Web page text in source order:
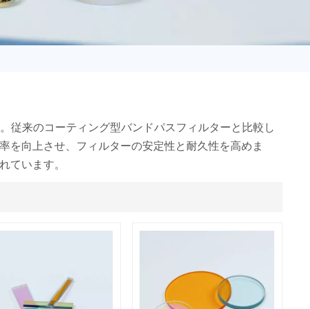
中文
従来のコーティング型バンドパスフィルターと比較し
を向上させ、フィルターの安定性と耐久性を高めま
ています。